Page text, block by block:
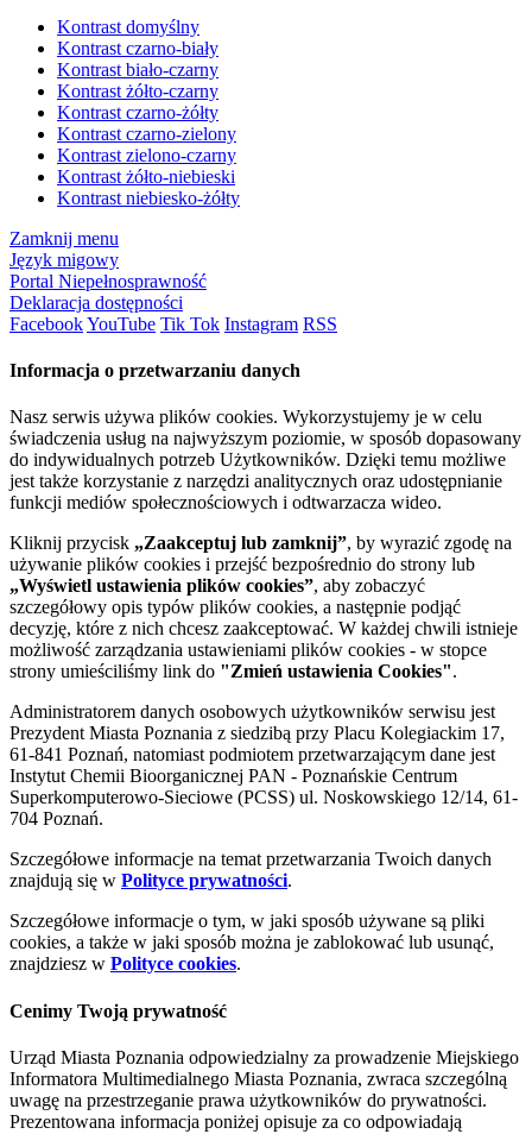
Kontrast domyślny
Kontrast czarno-biały
Kontrast biało-czarny
Kontrast żółto-czarny
Kontrast czarno-żółty
Kontrast czarno-zielony
Kontrast zielono-czarny
Kontrast żółto-niebieski
Kontrast niebiesko-żółty
Zamknij menu
Język migowy
Portal Niepełnosprawność
Deklaracja dostępności
FacebookYouTube Tik Tok Instagram RSS
Informacja o przetwarzaniu danych
Nasz serwis używa plików cookies. Wykorzystujemy je w celu
świadczenia usług na najwyższym poziomie, w sposób dopasowany
do indywidualnych potrzeb Użytkowników. Dzięki temu możliwe
jest także korzystanie z narzędzi analitycznych oraz udostępnianie
funkcji mediów społecznościowych i odtwarzacza wideo.
Kliknij przycisk „Zaakceptuj lub zamknij”, by wyrazić zgodę na
używanie plików cookies i przejść bezpośrednio do strony lub
„Wyświetl ustawienia plików cookies”, aby zobaczyć
szczegółowy opis typów plików cookies, a następnie podjąć
decyzję, które z nich chcesz zaakceptować. W każdej chwili istnieje
możliwość zarządzania ustawieniami plików cookies - w stopce
strony umieściliśmy link do "Zmień ustawienia Cookies".
Administratorem danych osobowych użytkowników serwisu jest
Prezydent Miasta Poznania z siedzibą przy Placu Kolegiackim 17,
61-841 Poznań, natomiast podmiotem przetwarzającym dane jest
Instytut Chemii Bioorganicznej PAN - Poznańskie Centrum
Superkomputerowo-Sieciowe (PCSS) ul. Noskowskiego 12/14, 61-
704 Poznań.
Szczegółowe informacje na temat przetwarzania Twoich danych
znajdują się w Polityce prywatności.
Szczegółowe informacje o tym, w jaki sposób używane są pliki
cookies, a także w jaki sposób można je zablokować lub usunąć,
znajdziesz w Polityce cookies.
Cenimy Twoją prywatność
Urząd Miasta Poznania odpowiedzialny za prowadzenie Miejskiego
Informatora Multimedialnego Miasta Poznania, zwraca szczególną
uwagę na przestrzeganie prawa użytkowników do prywatności.
Prezentowana informacja poniżej opisuje za co odpowiadają